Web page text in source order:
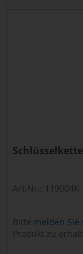
Art.Nr.: 119004K
Bitte melden Sie
Produkt zu